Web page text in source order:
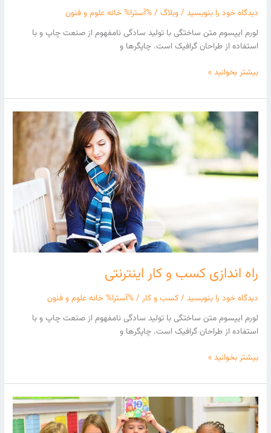
دیدگاه‌ خود را بنویسید /وبلاگ / %آسترا%خانه علوم و فنون
لورم ایپسوم متن ساختگی با تولید سادگی نامفهوم از صنعت چاپ و با
استفاده از طراحان گرافیک است. چاپگرها و
بیشتر بخوانید »
راه اندازی کسب و کار اینترنتی
دیدگاه‌ خود را بنویسید /کسب و کار / %آسترا%خانه علوم و فنون
لورم ایپسوم متن ساختگی با تولید سادگی نامفهوم از صنعت چاپ و با
استفاده از طراحان گرافیک است. چاپگرها و
اندازی
کسب
و
کار
اینترنتی
بیشتر بخوانید »
آموزش
حرفه
ایی